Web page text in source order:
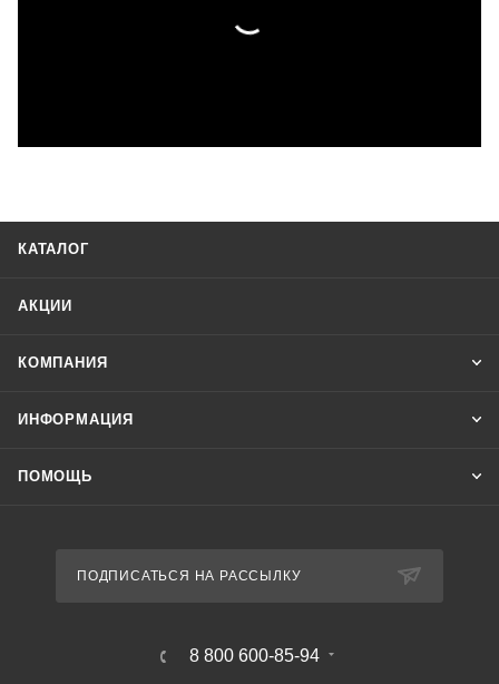
КАТАЛОГ
АКЦИИ
КОМПАНИЯ
ИНФОРМАЦИЯ
ПОМОЩЬ
ПОДПИСАТЬСЯ НА РАССЫЛКУ
8 800 600-85-94